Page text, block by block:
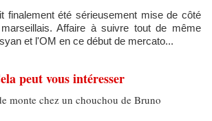
finalement été sérieusement mise de côté
Affaire à suivre tout de même
et l'OM en ce début de mercato...
peut vous intéresser
monte chez un chouchou de Bruno